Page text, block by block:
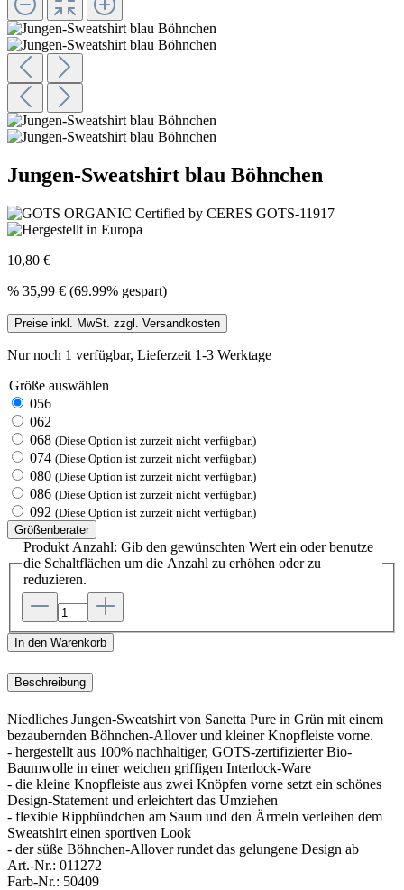
Jungen-Sweatshirt blau Böhnchen
10,80 €
% 35,99 € (69.99% gespart)
Preise inkl. MwSt. zzgl. Versandkosten
Nur noch 1 verfügbar, Lieferzeit 1-3 Werktage
Größe auswählen
056
062
068 (Diese Option ist zurzeit nicht verfügbar.)
074 (Diese Option ist zurzeit nicht verfügbar.)
080 (Diese Option ist zurzeit nicht verfügbar.)
086 (Diese Option ist zurzeit nicht verfügbar.)
092 (Diese Option ist zurzeit nicht verfügbar.)
Größenberater
Produkt Anzahl: Gib den gewünschten Wert ein oder benutze
die Schaltflächen um die Anzahl zu erhöhen oder zu
reduzieren.
In den Warenkorb
Beschreibung
Niedliches Jungen-Sweatshirt von Sanetta Pure in Grün mit einem
bezaubernden Böhnchen-Allover und kleiner Knopfleiste vorne.
- hergestellt aus 100% nachhaltiger, GOTS-zertifizierter Bio-
Baumwolle in einer weichen griffigen Interlock-Ware
- die kleine Knopfleiste aus zwei Knöpfen vorne setzt ein schönes
Design-Statement und erleichtert das Umziehen
- flexible Rippbündchen am Saum und den Ärmeln verleihen dem
Sweatshirt einen sportiven Look
- der süße Böhnchen-Allover rundet das gelungene Design ab
Art.-Nr.: 011272
Farb-Nr.: 50409